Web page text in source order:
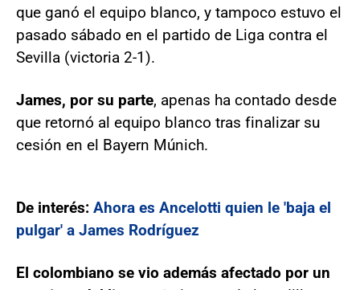
que ganó el equipo blanco, y tampoco estuvo el
pasado sábado en el partido de Liga contra el
Sevilla (victoria 2-1).
James, por su parte, apenas ha contado desde
que retornó al equipo blanco tras finalizar su
cesión en el Bayern Múnich.
De interés: Ahora es Ancelotti quien le 'baja el
pulgar' a James Rodríguez
El colombiano se vio además afectado por un